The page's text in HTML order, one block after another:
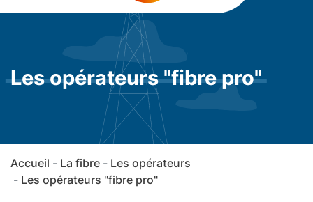
Les opérateurs "fibre pro"
Accueil La fibre
Les opérateurs
Les opérateurs "fibre pro"